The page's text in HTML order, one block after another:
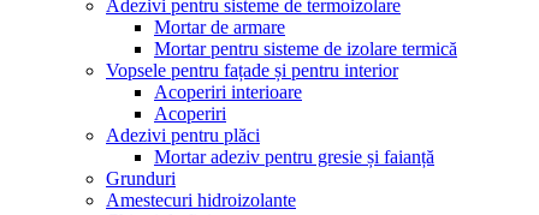
Adezivi pentru sisteme de termoizolare
Mortar de armare
Mortar pentru sisteme de izolare termică
Vopsele pentru fațade și pentru interior
Acoperiri interioare
Acoperiri
Adezivi pentru plăci
Mortar adeziv pentru gresie și faianță
Grunduri
Amestecuri hidroizolante